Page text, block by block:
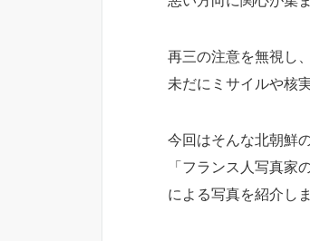
再三の注意を無視し、
未だにミサイルや核
今回はそんな北朝鮮
「フランス人写真家
による写真を紹介しま